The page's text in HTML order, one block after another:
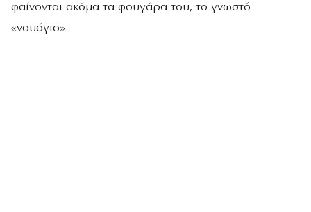
φαίνονται ακόμα τα φουγάρα του, το γνωστό
«ναυάγιο».